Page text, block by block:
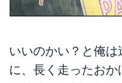
いいのかい？と俺
に、長く走ったおか